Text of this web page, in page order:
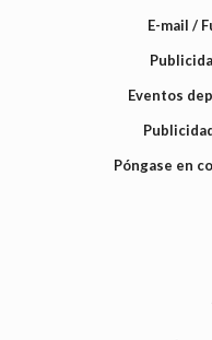
E-mail /
Eventos
Póngase en